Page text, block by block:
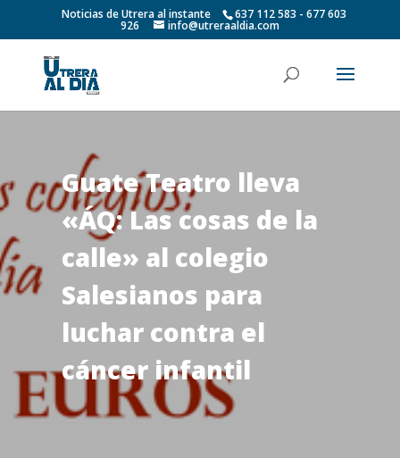
Noticias de Utrera al instante 637 112 583 - 677 603
926 info@utreraaldia.com
Guate Teatro lleva
«ÁQ: Las cosas de la
calle» al colegio
Salesianos para
luchar contra el
cáncer infantil